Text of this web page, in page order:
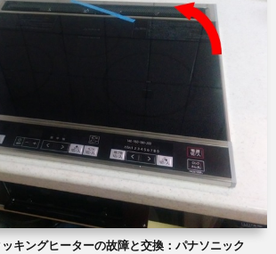
キングヒーターの故障と交換：パナソニック